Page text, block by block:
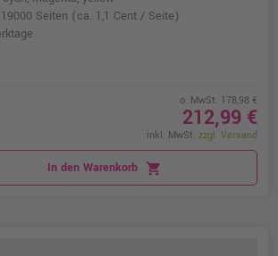
Seiten (ca. 1,1 Cent / Seite)
o. MwSt. 178,98 €
212,99 €
inkl. MwSt. zzgl. Versand
In den Warenkorb shopping_cart